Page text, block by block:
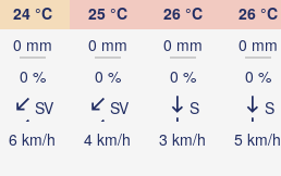
24 °C
0 mm
0 %
SV
6 km/h
25 °C
0 mm
0 %
SV
4 km/h
26 °C
0 mm
0 %
S
3 km/h
26 °C
0 mm
0 %
S
5 km/h
București
Constanța
Brașov
Galați
Sibiu
RUMUNSKO